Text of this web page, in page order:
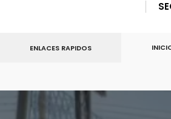
ENLACES RAPIDOS